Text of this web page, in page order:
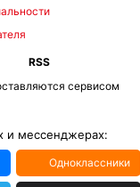
RSS
сервисом
и мессенджерах:
Одноклассники